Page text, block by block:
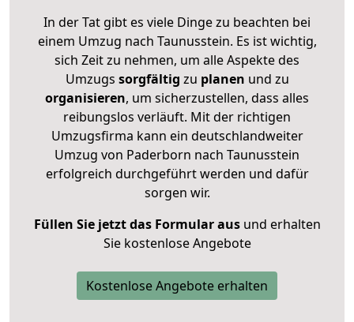
In der Tat gibt es viele Dinge zu beachten bei
einem Umzug nach Taunusstein. Es ist wichtig,
sich Zeit zu nehmen, um alle Aspekte des
Umzugs sorgfältig zu planen und zu
organisieren, um sicherzustellen, dass alles
reibungslos verläuft. Mit der richtigen
Umzugsfirma kann ein deutschlandweiter
Umzug von Paderborn nach Taunusstein
erfolgreich durchgeführt werden und dafür
sorgen wir.
Füllen Sie jetzt das Formular ausund erhalten
Sie kostenlose Angebote
Kostenlose Angebote erhalten